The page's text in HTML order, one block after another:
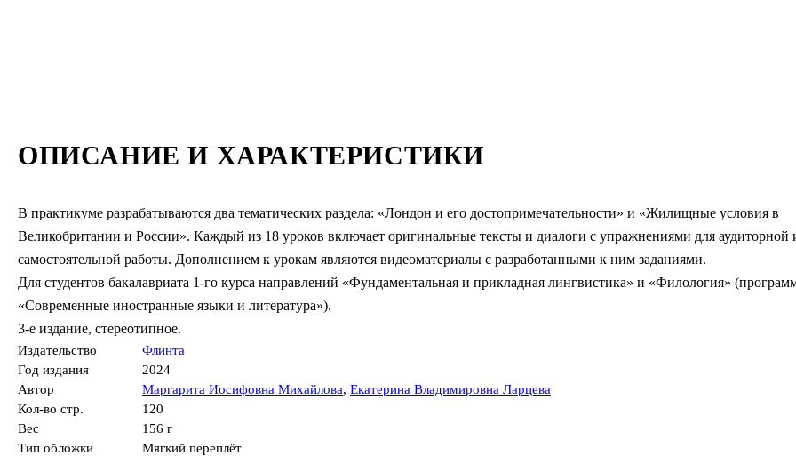
ОПИСАНИЕ И ХАРАКТЕРИСТИКИ
В практикуме разрабатываются два тематических раздела: «Лондон и его достопримечательности» и «Жилищные условия в
Великобритании и России». Каждый из 18 уроков включает оригинальные тексты и диалоги с упражнениями для аудиторной
самостоятельной работы. Дополнением к урокам являются видеоматериалы с разработанными к ним заданиями.
Для студентов бакалавриата 1-го курса направлений «Фундаментальная и прикладная лингвистика» и «Филология»
«Современные иностранные языки и литература»).
3-е издание, стереотипное.
Издательство
Флинта
Год издания
2024
Автор
Маргарита Иосифовна Михайлова, Екатерина Владимировна Ларцева
Кол-во стр.
120
Вес
156 г
Тип обложки
Мягкий переплёт